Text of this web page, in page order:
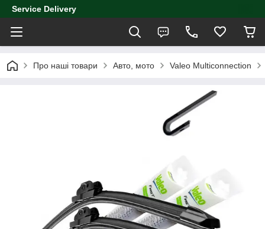
Service Delivery
Про наші товари Авто, мото Valeo Multiconnection